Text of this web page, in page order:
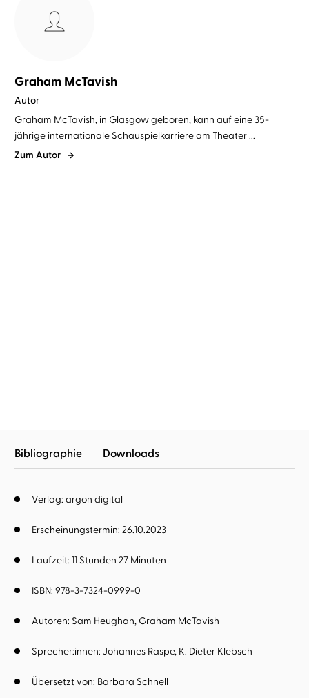
Graham McTavish
Autor
Graham McTavish, in Glasgow geboren, kann auf eine 35-
jährige internationale Schauspielkarriere am Theater ...
Zum Autor
Bibliographie Downloads
Verlag: argon digital
Übersetzt von: Barbara Schnell
Erscheinungstermin: 26.10.2023
Laufzeit: 11 Stunden 27 Minuten
ISBN: 978-3-7324-0999-0
Autoren: Sam Heughan Graham McTavish
Sprecher:innen: Johannes Raspe K. Dieter Klebsch